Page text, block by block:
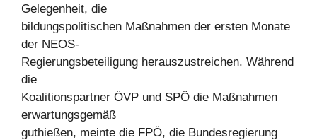
Gelegenheit, die
bildungspolitischen Maßnahmen der ersten Monate
der NEOS-
Regierungsbeteiligung herauszustreichen. Während
die
Koalitionspartner ÖVP und SPÖ die Maßnahmen
erwartungsgemäß
guthießen, meinte die FPÖ, die Bundesregierung